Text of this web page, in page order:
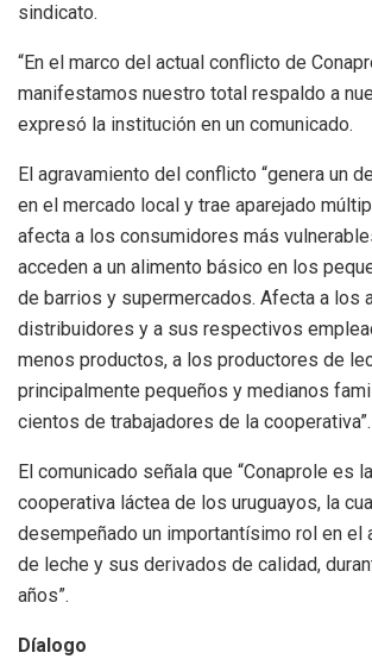
sindicato.
“En el marco del actual conflicto de
manifestamos nuestro total respaldo a
expresó la institución en un comunicado.
El agravamiento del conflicto “genera un
en el mercado local y trae aparejado
afecta a los consumidores más
acceden a un alimento básico en los
de barrios y supermercados. Afecta a los
distribuidores y a sus respectivos
menos productos, a los productores de
principalmente pequeños y medianos
cientos de trabajadores de la cooperativa”.
El comunicado señala que “Conaprole es
cooperativa láctea de los uruguayos, la
desempeñado un importantísimo rol en el
de leche y sus derivados de calidad,
años”.
Díalogo